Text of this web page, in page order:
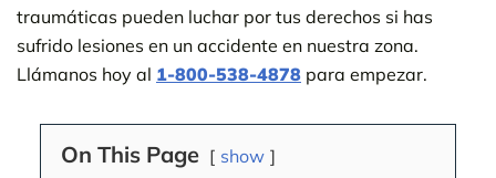
traumáticas pueden luchar por tus derechos si has
sufrido lesiones en un accidente en nuestra zona.
Llámanos hoy al 1-800-538-4878 para empezar.
On This Page show